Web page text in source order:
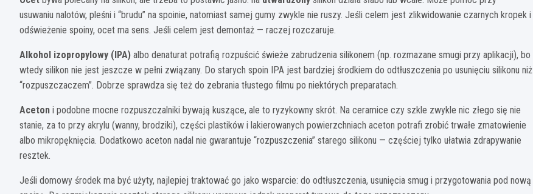
usuwaniu nalotów, pleśni i “brudu” na spoinie, natomiast samej gumy zwykle nie ruszy. Jeśli celem jest zlikwidowanie czarnych kropek i
odświeżenie spoiny, ocet ma sens. Jeśli celem jest demontaż — raczej rozczaruje.
Alkohol izopropylowy (IPA) albo denaturat potrafią rozpuścić świeże zabrudzenia silikonem (np. rozmazane smugi przy aplikacji), bo
wtedy silikon nie jest jeszcze w pełni związany. Do starych spoin IPA jest bardziej środkiem do odtłuszczenia po usunięciu silikonu niż
“rozpuszczaczem”. Dobrze sprawdza się też do zebrania tłustego filmu po niektórych preparatach.
Aceton i podobne mocne rozpuszczalniki bywają kuszące, ale to ryzykowny skrót. Na ceramice czy szkle zwykle nic złego się nie
stanie, za to przy akrylu (wanny, brodziki), części plastików i lakierowanych powierzchniach aceton potrafi zrobić trwałe zmatowienie
albo mikropęknięcia. Dodatkowo aceton nadal nie gwarantuje “rozpuszczenia” starego silikonu — częściej tylko ułatwia zdrapywanie
resztek.
Jeśli domowy środek ma być użyty, najlepiej traktować go jako wsparcie: do odtłuszczenia, usunięcia smug i przygotowania pod nową